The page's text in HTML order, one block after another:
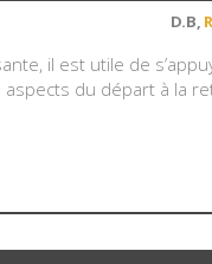
D.B,
il est utile de
du départ à la